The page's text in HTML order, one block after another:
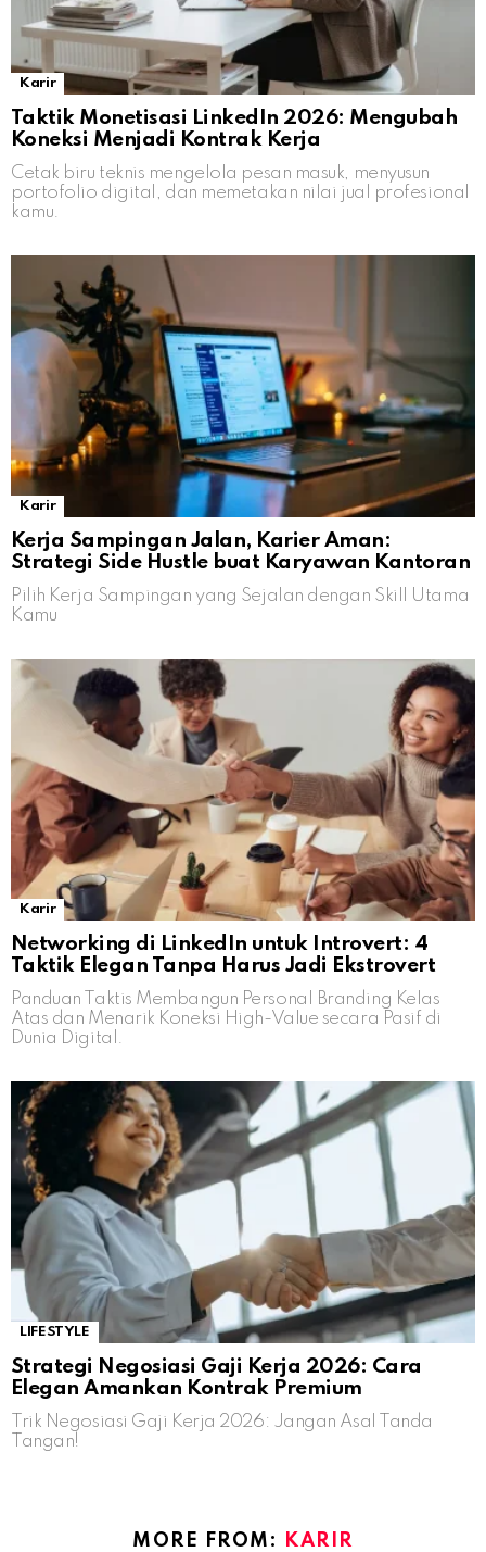
Karir
Taktik Monetisasi LinkedIn 2026: Mengubah
Koneksi Menjadi Kontrak Kerja
Cetak biru teknis mengelola pesan masuk, menyusun
portofolio digital, dan memetakan nilai jual profesional
kamu.
Karir
Kerja Sampingan Jalan, Karier Aman:
Strategi Side Hustle buat Karyawan Kantoran
Pilih Kerja Sampingan yang Sejalan dengan Skill Utama
Kamu
Karir
Networking di LinkedIn untuk Introvert: 4
Taktik Elegan Tanpa Harus Jadi Ekstrovert
Panduan Taktis Membangun Personal Branding Kelas
Atas dan Menarik Koneksi High-Value secara Pasif di
Dunia Digital.
LIFESTYLE
Strategi Negosiasi Gaji Kerja 2026: Cara
Elegan Amankan Kontrak Premium
Trik Negosiasi Gaji Kerja 2026: Jangan Asal Tanda
Tangan!
MORE FROM: KARIR